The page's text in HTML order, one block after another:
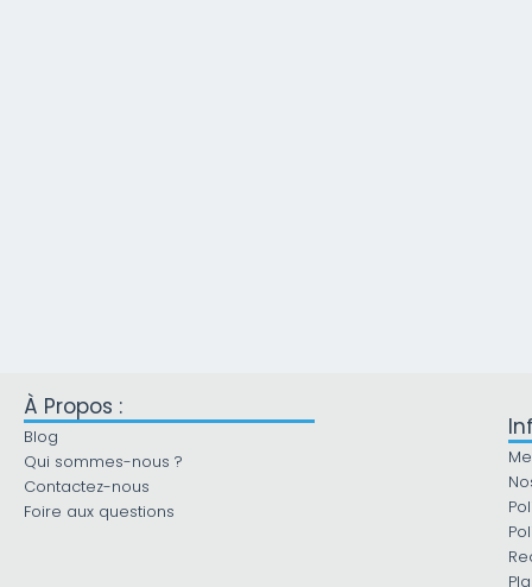
À Propos :
Blog
Qui sommes-nous ?
Contactez-nous
Foire aux questions